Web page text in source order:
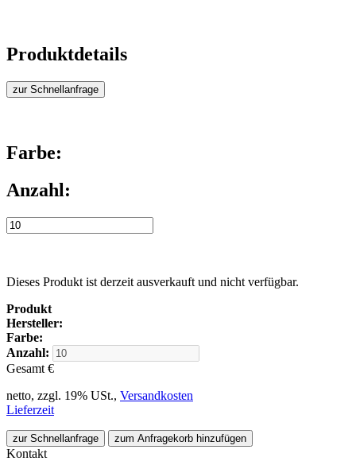
Produktdetails
zur Schnellanfrage
Farbe:
Anzahl:
Dieses Produkt ist derzeit ausverkauft und nicht verfügbar.
Produkt
Hersteller:
Farbe:
Anzahl:
Gesamt €
netto, zzgl. 19% USt., Versandkosten
Lieferzeit
zur Schnellanfrage zum Anfragekorb hinzufügen
Kontakt